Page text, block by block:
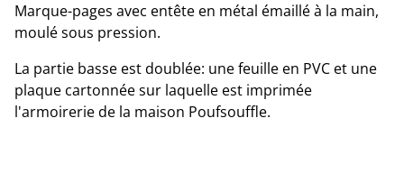
Marque-pages avec entête en métal émaillé à la main,
moulé sous pression.
La partie basse est doublée: une feuille en PVC et une
plaque cartonnée sur laquelle est imprimée
l'armoirerie de la maison Poufsouffle.